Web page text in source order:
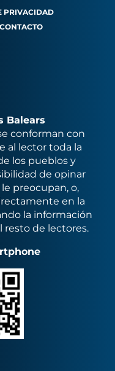
PRIVACIDAD
CONTACTO
Balears
conforman con
al lector toda la
los pueblos y
de opinar
preocupan, o,
en la
la información
resto de lectores.